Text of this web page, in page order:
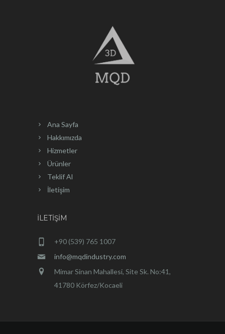
Ana Sayfa
Hakkımızda
Hizmetler
Ürünler
Teklif Al
İletişim
İLETIŞIM
+90 (539) 765 1007
info@mqdindustry.com
Mimar Sinan Mahallesi, Site Sk. No:41,
41780 Körfez/Kocaeli